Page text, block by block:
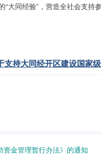
“大同经验”，营造全社会支
支持大同经开区建设国家
资金管理暂行办法》的通知